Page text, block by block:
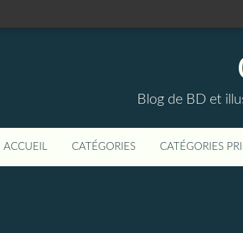
Blog de BD et
ACCUEIL CATÉGORIES CATÉGORIES